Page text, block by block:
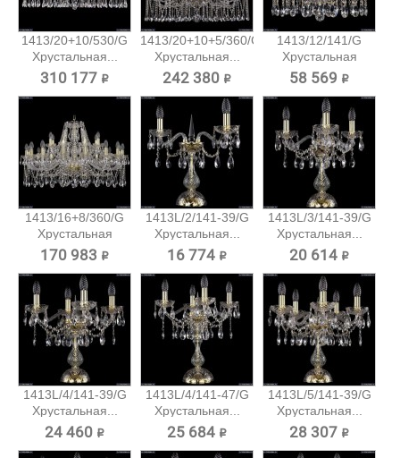
1413/20+10/530/G
Хрустальная...
310 177 ₽
1413/20+10+5/360/G
Хрустальная...
242 380 ₽
1413/12/141/G
Хрустальная
подвесная...
58 569 ₽
1413/16+8/360/G
Хрустальная
подвесная...
170 983 ₽
1413L/2/141-39/G
Хрустальная...
16 774 ₽
1413L/3/141-39/G
Хрустальная...
20 614 ₽
1413L/4/141-39/G
Хрустальная...
24 460 ₽
1413L/4/141-47/G
Хрустальная...
25 684 ₽
1413L/5/141-39/G
Хрустальная...
28 307 ₽